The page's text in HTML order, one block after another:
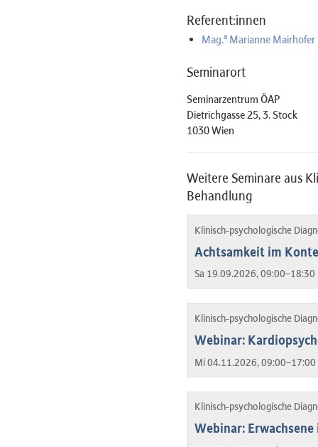
Referent:innen
Mag.aMarianne Mairhofer
Seminarort
Seminarzentrum ÖAP
Dietrichgasse 25, 3. Stock
1030 Wien
Weitere Seminare aus
Behandlung
Klinisch-psychologische
Achtsamkeit im
Sa 19.09.2026,
Klinisch-psychologische
Webinar:
Mi 04.11.2026,
Klinisch-psychologische
Webinar: